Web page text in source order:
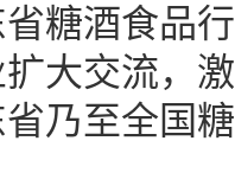
糖酒食品
大交流，
乃至全国